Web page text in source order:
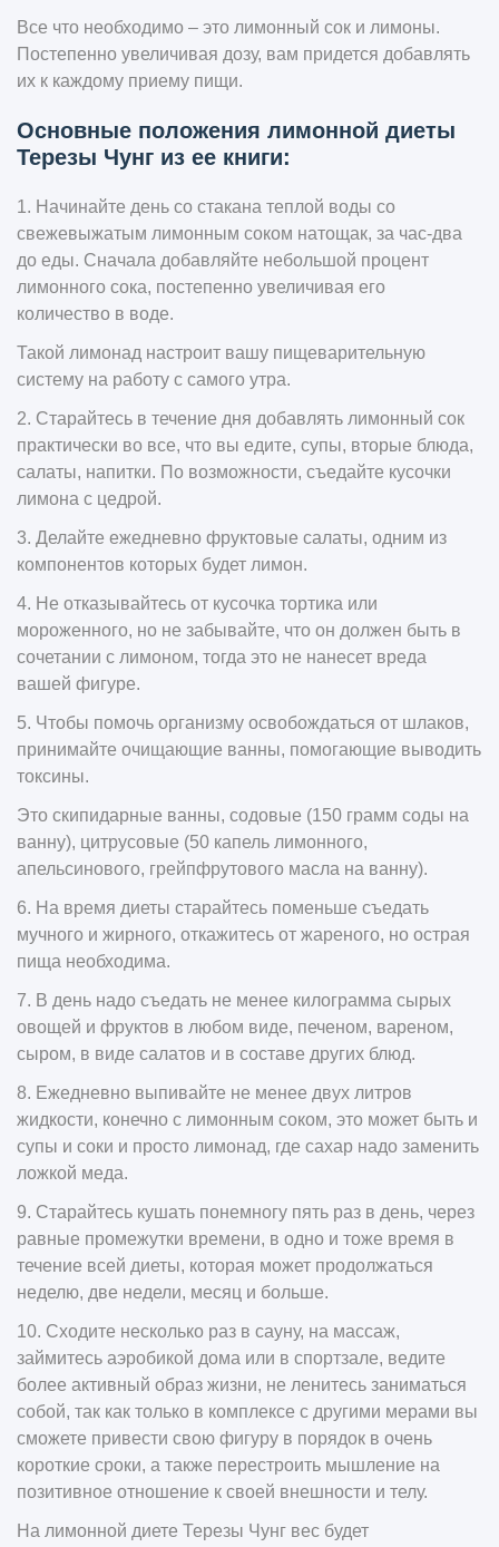
Все что необходимо – это лимонный сок и лимоны.
Постепенно увеличивая дозу, вам придется добавлять
их к каждому приему пищи.
Основные положения лимонной диеты
Терезы Чунг из ее книги:
1. Начинайте день со стакана теплой воды со
свежевыжатым лимонным соком натощак, за час-два
до еды. Сначала добавляйте небольшой процент
лимонного сока, постепенно увеличивая его
количество в воде.
Такой лимонад настроит вашу пищеварительную
систему на работу с самого утра.
2. Старайтесь в течение дня добавлять лимонный сок
практически во все, что вы едите, супы, вторые блюда,
салаты, напитки. По возможности, съедайте кусочки
лимона с цедрой.
3. Делайте ежедневно фруктовые салаты, одним из
компонентов которых будет лимон.
4. Не отказывайтесь от кусочка тортика или
мороженного, но не забывайте, что он должен быть в
сочетании с лимоном, тогда это не нанесет вреда
вашей фигуре.
5. Чтобы помочь организму освобождаться от шлаков,
принимайте очищающие ванны, помогающие выводить
токсины.
Это скипидарные ванны, содовые (150 грамм соды на
ванну), цитрусовые (50 капель лимонного,
апельсинового, грейпфрутового масла на ванну).
6. На время диеты старайтесь поменьше съедать
мучного и жирного, откажитесь от жареного, но острая
пища необходима.
7. В день надо съедать не менее килограмма сырых
овощей и фруктов в любом виде, печеном, вареном,
сыром, в виде салатов и в составе других блюд.
8. Ежедневно выпивайте не менее двух литров
жидкости, конечно с лимонным соком, это может быть и
супы и соки и просто лимонад, где сахар надо заменить
ложкой меда.
9. Старайтесь кушать понемногу пять раз в день, через
равные промежутки времени, в одно и тоже время в
течение всей диеты, которая может продолжаться
неделю, две недели, месяц и больше.
10. Сходите несколько раз в сауну, на массаж,
займитесь аэробикой дома или в спортзале, ведите
более активный образ жизни, не ленитесь заниматься
собой, так как только в комплексе с другими мерами вы
сможете привести свою фигуру в порядок в очень
короткие сроки, а также перестроить мышление на
позитивное отношение к своей внешности и телу.
На лимонной диете Терезы Чунг вес будет